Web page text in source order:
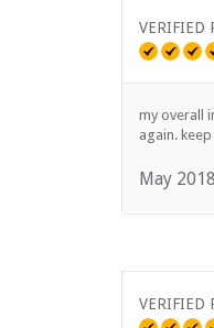
Audio-
Bar
Halaal
Bar
VERIFIED
my overall
again.
May 2018
VERIFIED